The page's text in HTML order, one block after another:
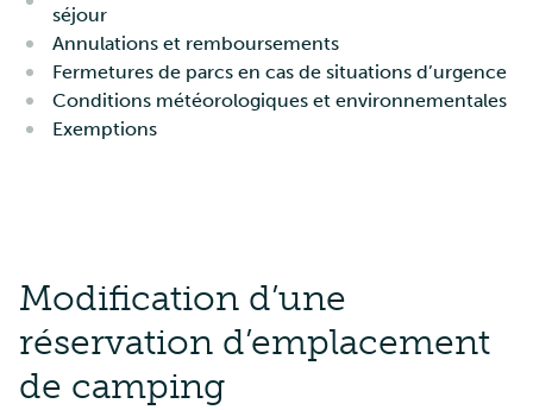
séjour
Annulations et remboursements
Fermetures de parcs en cas de situations d’urgence
Conditions météorologiques et environnementales
Exemptions
Modification d’une
réservation d’emplacement
de camping